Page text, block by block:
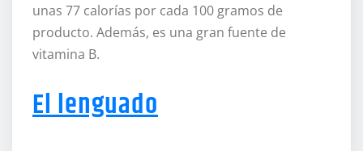
unas 77 calorías por cada 100 gramos de
producto. Además, es una gran fuente de
vitamina B.
El lenguado